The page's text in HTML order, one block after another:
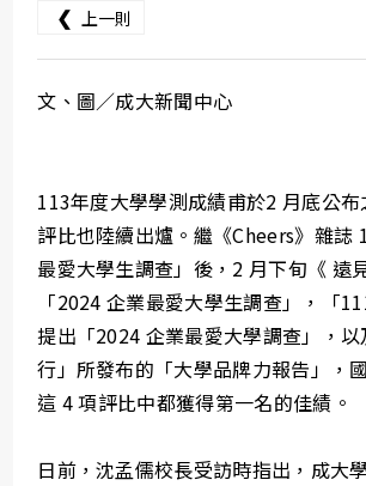
❮ 上一則
文、圖／成大新聞中心
113年度大學學測成績甫於2 月底公
評比也陸續出爐。繼《Cheers》雜誌
最愛大學生調查」後，2 月下旬《 遠
「2024 企業最愛大學生調查」，「
提出「2024 企業最愛大學調查」，
行」所發布的「大學品牌力報告」，
這 4 項評比中都獲得第一名的佳績。
日前，沈孟儒校長受訪時指出，成大